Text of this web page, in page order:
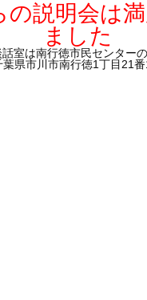
説明会は満
ました
室は南行徳市民センター
葉県市川市南行徳1丁目21